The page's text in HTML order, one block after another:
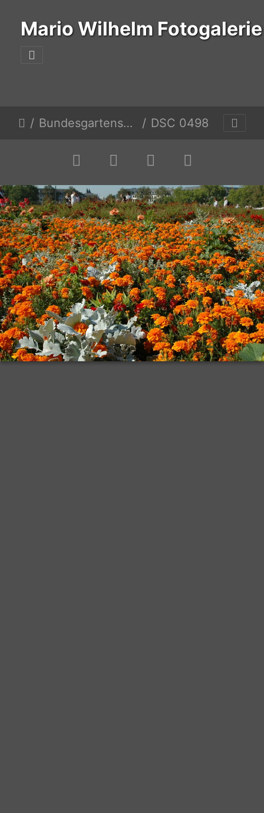
Mario Wilhelm Fotogalerie
Bundesgartenschau DSC 0498